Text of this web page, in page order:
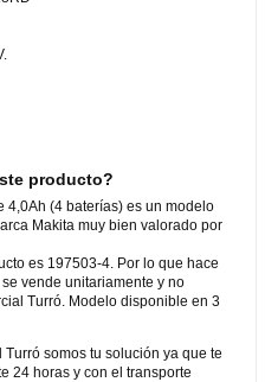
producto?
4,0Ah (4 baterías) es un modelo
Makita muy bien valorado por
es 197503-4. Por lo que hace
vende unitariamente y no
Turró. Modelo disponible en 3
Turró somos tu solución ya que te
24 horas y con el transporte